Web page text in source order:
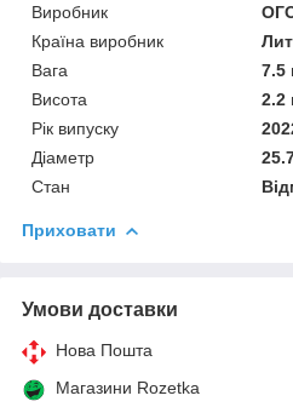
Виробник
Країна виробник
Вага
7.5
Висота
2.2
Рік випуску
Діаметр
Стан
Приховати
Умови доставки
Нова Пошта
Магазини Rozetka